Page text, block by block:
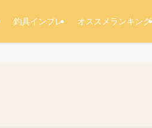
釣具インプレ オススメランキング